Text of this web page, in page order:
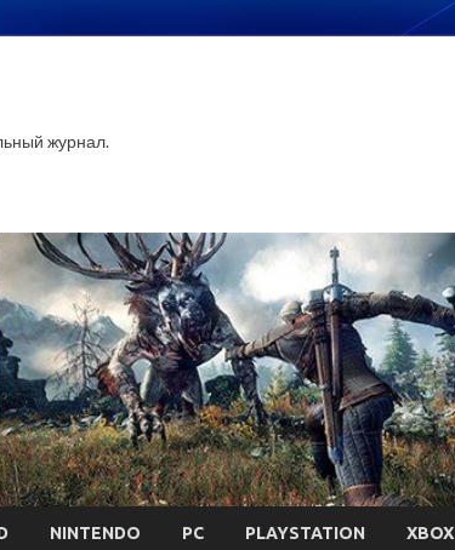
журнал.
NINTENDO PC PLAYSTATION XBOX